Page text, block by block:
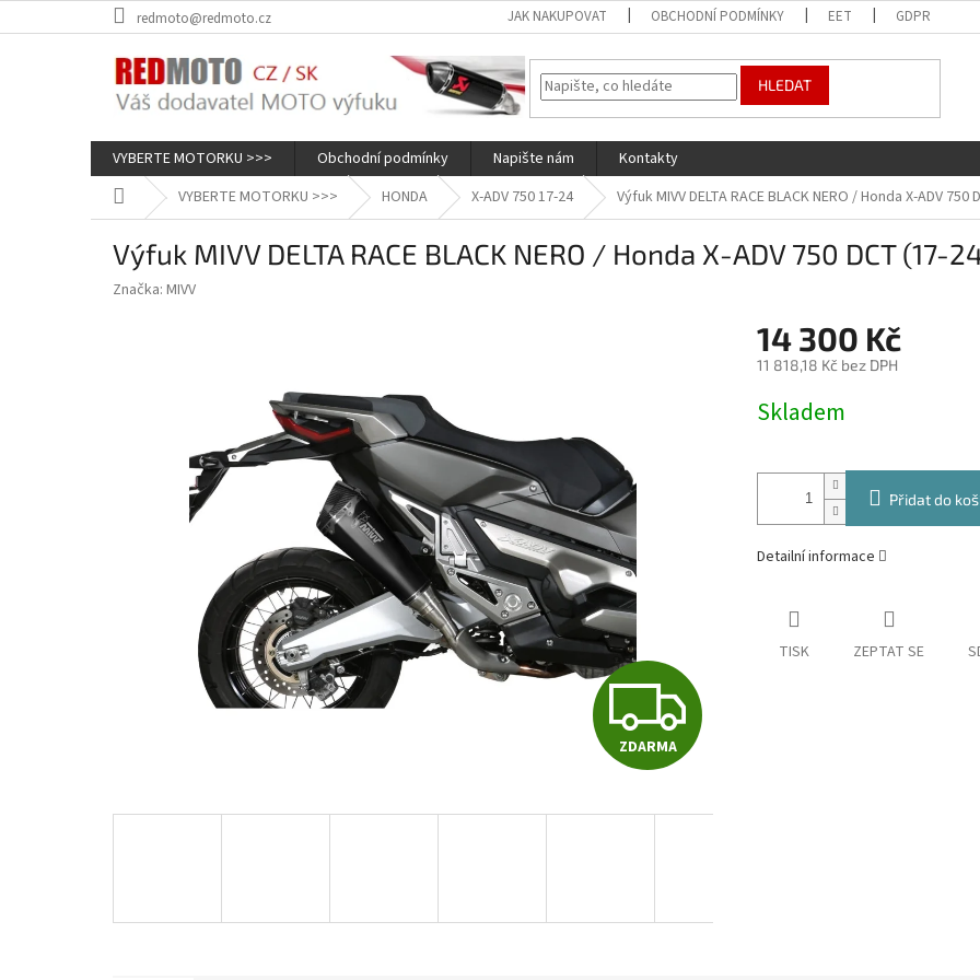
na
redmoto@redmoto.cz JAK NAKUPOVAT OBCHODNÍ PODMÍNKY EET GDPR
HLEDAT
VYBERTE MOTORKU >>> Obchodní podmínky Napište nám
Kontakty
Domů VYBERTE MOTORKU >>> HONDA X-ADV 750 17-24 Výfuk MIVV DELTA RACE BLACK NERO / Honda X-ADV 750
Výfuk MIVV DELTA RACE BLACK NERO / Honda X-ADV 750 DCT (17-
Značka: MIVV
Z
D
R
ZDARMA
14 300 Kč
11 818,18 Kč bez DPH
cena:
Skladem
Přidat do
Detailní informace
TISK ZEPTAT SE